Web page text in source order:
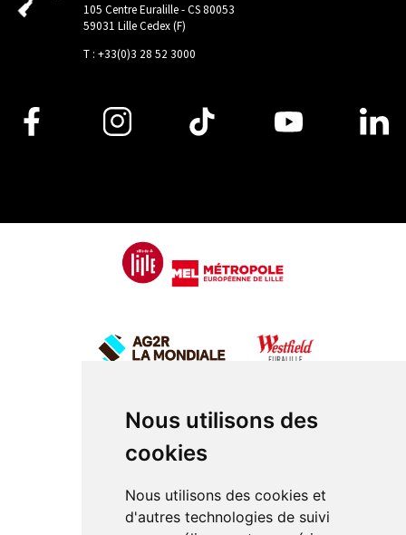
Nous utilisons des
cookies
Nous utilisons des cookies et
d'autres technologies de suivi
105 Centre Euralille - CS 80053
59031 Lille Cedex (F)
T : +33(0)3 28 52 3000